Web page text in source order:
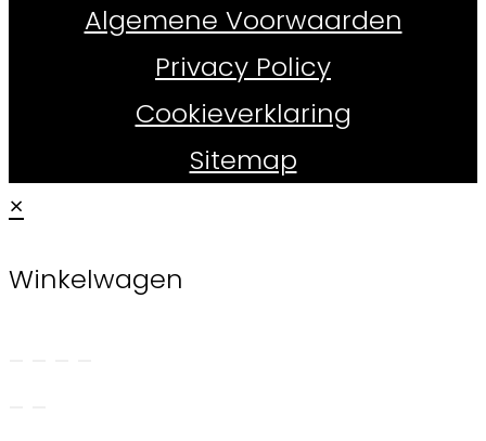
Algemene Voorwaarden
Privacy Policy
Cookieverklaring
Sitemap
×
Winkelwagen